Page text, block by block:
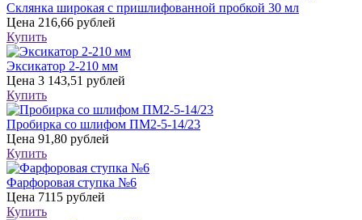
Склянка широкая с пришлифованной пробкой 30 мл
Цена 216,66 рублей
Купить
Эксикатор 2-210 мм
Цена 3 143,51 рублей
Купить
Пробирка со шлифом ПМ2-5-14/23
Цена 91,80 рублей
Купить
Фарфоровая ступка №6
Цена 7115 рублей
Купить